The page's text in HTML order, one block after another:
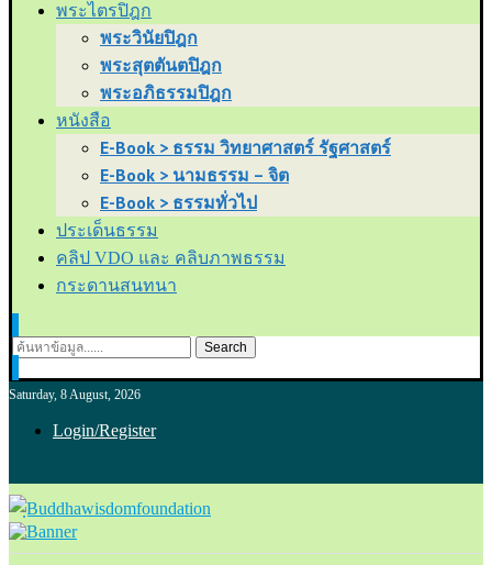
พระไตรปิฎก
พระวินัยปิฎก
พระสุตตันตปิฎก
พระอภิธรรมปิฎก
หนังสือ
E-Book > ธรรม วิทยาศาสตร์ รัฐศาสตร์
E-Book > นามธรรม – จิต
E-Book > ธรรมทั่วไป
ประเด็นธรรม
คลิป VDO และ คลิบภาพธรรม
กระดานสนทนา
Search
Saturday, 8 August, 2026
Login/Register